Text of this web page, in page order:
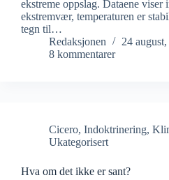
ekstreme oppslag. Dataene viser
ekstremvær, temperaturen er
tegn til…
Redaksjonen
24
8 kommentarer
Cicero, Indoktrinering,
Ukategorisert
Hva om det ikke er sant?